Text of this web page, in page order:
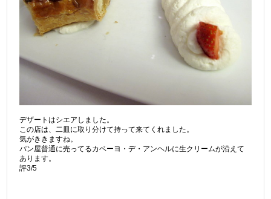
デザートはシエアしました。
この店は、二皿に取り分けて持って来てくれました。
気がききますね。
パン屋普通に売ってるカベーヨ・デ・アンヘルに生クリームが沿えて
あります。
評3/5